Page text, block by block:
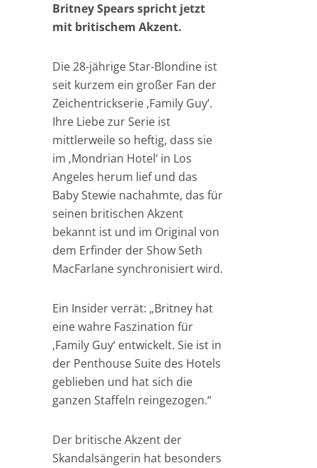
Britney Spears spricht jetzt
mit britischem Akzent.
Die 28-jährige Star-Blondine ist
seit kurzem ein großer Fan der
Zeichentrickserie ‚Family Guy‘.
Ihre Liebe zur Serie ist
mittlerweile so heftig, dass sie
im ‚Mondrian Hotel‘ in Los
Angeles herum lief und das
Baby Stewie nachahmte, das für
seinen britischen Akzent
bekannt ist und im Original von
dem Erfinder der Show Seth
MacFarlane synchronisiert wird.
Ein Insider verrät: „Britney hat
eine wahre Faszination für
‚Family Guy‘ entwickelt. Sie ist in
der Penthouse Suite des Hotels
geblieben und hat sich die
ganzen Staffeln reingezogen.“
Der britische Akzent der
Skandalsängerin hat besonders